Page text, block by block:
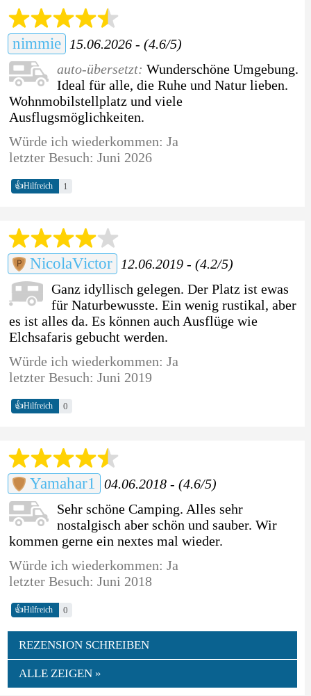
nimmie
15.06.2026 - (4.6/5)
auto-übersetzt: Wunderschöne Umgebung.
Ideal für alle, die Ruhe und Natur lieben.
Wohnmobilstellplatz und viele
Ausflugsmöglichkeiten.
Würde ich wiederkommen: Ja
letzter Besuch: Juni 2026
👍Hilfreich 1
NicolaVictor
12.06.2019 - (4.2/5)
Ganz idyllisch gelegen. Der Platz ist ewas
für Naturbewusste. Ein wenig rustikal, aber
es ist alles da. Es können auch Ausflüge wie
Elchsafaris gebucht werden.
Würde ich wiederkommen: Ja
letzter Besuch: Juni 2019
👍Hilfreich 0
Yamahar1
04.06.2018 - (4.6/5)
Sehr schöne Camping. Alles sehr
nostalgisch aber schön und sauber. Wir
kommen gerne ein nextes mal wieder.
Würde ich wiederkommen: Ja
letzter Besuch: Juni 2018
👍Hilfreich 0
REZENSION SCHREIBEN
ALLE ZEIGEN »